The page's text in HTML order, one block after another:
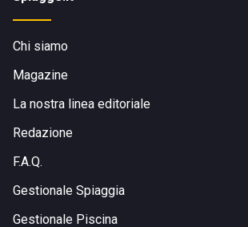
Chi siamo
Magazine
La nostra linea editoriale
Redazione
F.A.Q.
Gestionale Spiaggia
Gestionale Piscina